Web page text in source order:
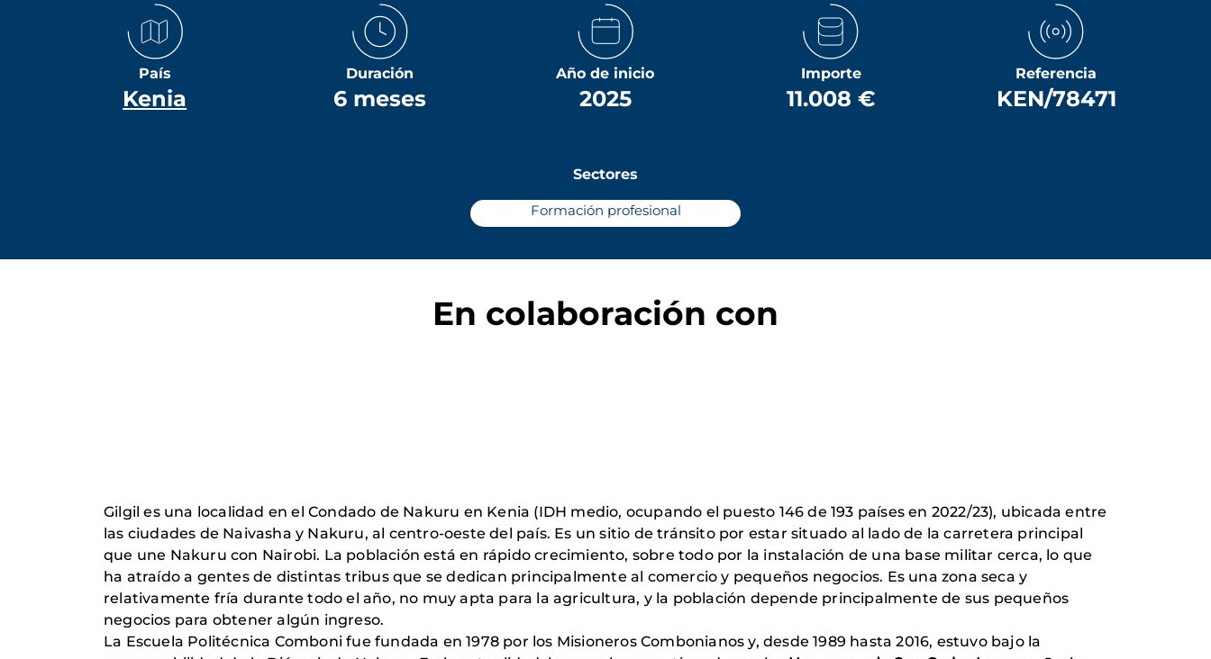
País
Kenia
Duración
6 meses
Año de inicio
2025
Importe
11.008 €
Referencia
KEN/78471
Sectores
Formación profesional
En colaboración con
Gilgil es una localidad en el Condado de Nakuru en Kenia (IDH medio, ocupando el puesto 146 de 193 países en 2022/23), ubicada entre
las ciudades de Naivasha y Nakuru, al centro-oeste del país. Es un sitio de tránsito por estar situado al lado de la carretera principal
que une Nakuru con Nairobi. La población está en rápido crecimiento, sobre todo por la instalación de una base militar cerca, lo que
ha atraído a gentes de distintas tribus que se dedican principalmente al comercio y pequeños negocios. Es una zona seca y
relativamente fría durante todo el año, no muy apta para la agricultura, y la población depende principalmente de sus pequeños
negocios para obtener algún ingreso.
La Escuela Politécnica Comboni fue fundada en 1978 por los Misioneros Combonianos y, desde 1989 hasta 2016, estuvo bajo la